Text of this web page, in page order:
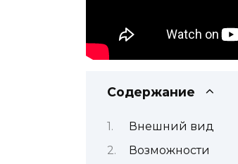
Содержание
Внешний вид
Возможности